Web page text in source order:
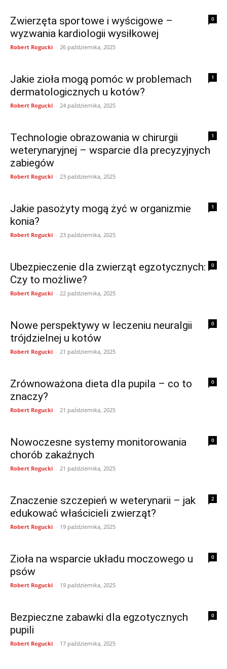
0
Zwierzęta sportowe i wyścigowe –
wyzwania kardiologii wysiłkowej
Robert Rogucki - 26 października, 2025
1
Jakie zioła mogą pomóc w problemach
dermatologicznych u kotów?
Robert Rogucki - 24 października, 2025
1
Technologie obrazowania w chirurgii
weterynaryjnej – wsparcie dla precyzyjnych
zabiegów
Robert Rogucki - 23 października, 2025
1
Jakie pasożyty mogą żyć w organizmie
konia?
Robert Rogucki - 23 października, 2025
0
Ubezpieczenie dla zwierząt egzotycznych:
Czy to możliwe?
Robert Rogucki - 22 października, 2025
0
Nowe perspektywy w leczeniu neuralgii
trójdzielnej u kotów
Robert Rogucki - 21 października, 2025
0
Zrównoważona dieta dla pupila – co to
znaczy?
Robert Rogucki - 21 października, 2025
0
Nowoczesne systemy monitorowania
chorób zakaźnych
Robert Rogucki - 21 października, 2025
2
Znaczenie szczepień w weterynarii – jak
edukować właścicieli zwierząt?
Robert Rogucki - 19 października, 2025
0
Zioła na wsparcie układu moczowego u
psów
Robert Rogucki - 19 października, 2025
0
Bezpieczne zabawki dla egzotycznych
pupili
Robert Rogucki - 17 października, 2025